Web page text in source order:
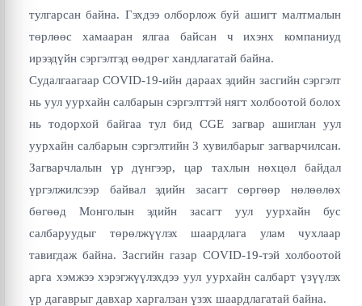
тулгарсан байна. Гэхдээ олборлож буй ашигт малтмалын
төрлөөс хамааран ялгаа байсан ч ихэнх компаниуд
ирээдүйн сэргэлтэд өөдрөг хандлагатай байна.
Судалгаагаар COVID-19-ийн дараах эдийн засгийн сэргэлт
нь уул уурхайн салбарын сэргэлттэй нягт холбоотой болох
нь тодорхой байгаа тул бид CGE загвар ашиглан уул
уурхайн салбарын сэргэлтийн 3 хувилбарыг загварчилсан.
Загварчлалын үр дүнгээр, цар тахлын нөхцөл байдал
үргэлжилсээр байвал эдийн засагт сөргөөр нөлөөлөх
бөгөөд Монголын эдийн засагт уул уурхайн бус
салбаруудыг төрөлжүүлэх шаардлага улам чухлаар
тавигдаж байна. Засгийн газар COVID-19-тэй холбоотой
арга хэмжээ хэрэгжүүлэхдээ уул уурхайн салбарт үзүүлэх
үр дагаврыг давхар харгалзан үзэх шаардлагатай байна.